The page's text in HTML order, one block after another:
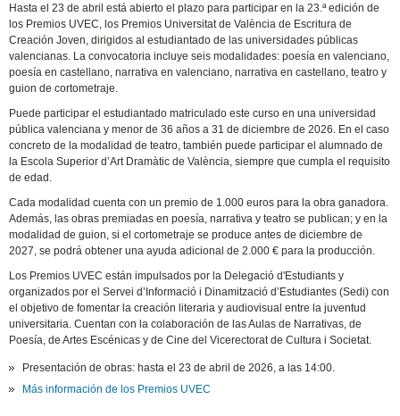
Hasta el 23 de abril está abierto el plazo para participar en la 23.ª edición de
los Premios UVEC, los Premios Universitat de València de Escritura de
Creación Joven, dirigidos al estudiantado de las universidades públicas
valencianas. La convocatoria incluye seis modalidades: poesía en valenciano,
poesía en castellano, narrativa en valenciano, narrativa en castellano, teatro y
guion de cortometraje.
Puede participar el estudiantado matriculado este curso en una universidad
pública valenciana y menor de 36 años a 31 de diciembre de 2026. En el caso
concreto de la modalidad de teatro, también puede participar el alumnado de
la Escola Superior d’Art Dramàtic de València, siempre que cumpla el requisito
de edad.
Cada modalidad cuenta con un premio de 1.000 euros para la obra ganadora.
Además, las obras premiadas en poesía, narrativa y teatro se publican; y en la
modalidad de guion, si el cortometraje se produce antes de diciembre de
2027, se podrá obtener una ayuda adicional de 2.000 € para la producción.
Los Premios UVEC están impulsados por la Delegació d'Estudiants y
organizados por el Servei d’Informació i Dinamització d’Estudiantes (Sedi) con
el objetivo de fomentar la creación literaria y audiovisual entre la juventud
universitaria. Cuentan con la colaboración de las Aulas de Narrativas, de
Poesía, de Artes Escénicas y de Cine del Vicerectorat de Cultura i Societat.
Presentación de obras: hasta el 23 de abril de 2026, a las 14:00.
Más información de los Premios UVEC